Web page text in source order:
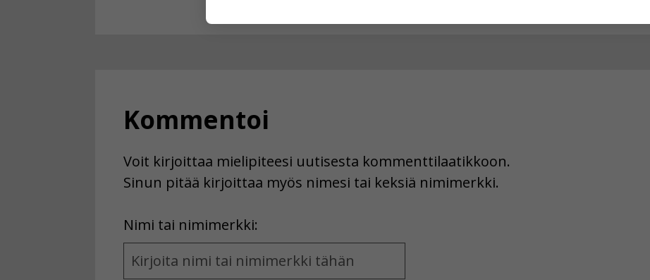
Kommentoi
Voit kirjoittaa mielipiteesi uutisesta kommenttilaatikkoon.
Sinun pitää kirjoittaa myös nimesi tai keksiä nimimerkki.
Nimi tai nimimerkki:
Name
and